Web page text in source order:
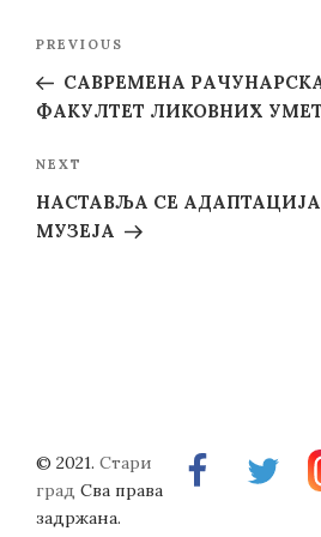
Post
Previous
Post
PREVIOUS
САВРЕМЕНА
ФАКУЛТЕТ ЛИКОВНИХ
Next
Post
NEXT
НАСТАВЉА СЕ
МУЗЕЈА
FacebookTwitter
© 2021. Стари
град Сва права
задржана.